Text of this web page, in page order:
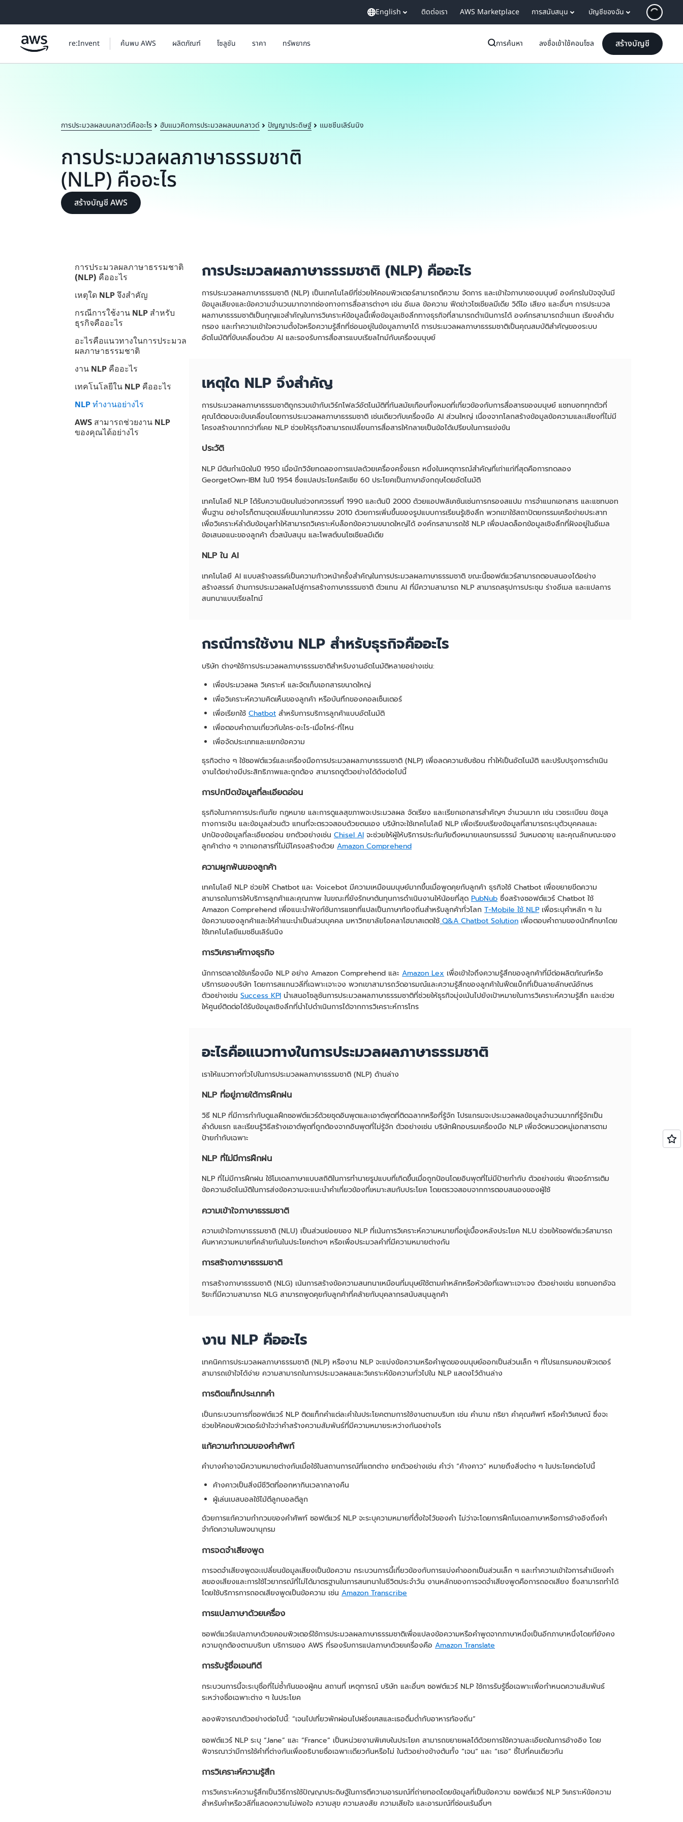
English ติดต่อเรา AWS Marketplace การสนับสนุน บัญชีของฉัน
re:Invent ค้นพบ AWS ผลิตภัณฑ์ โซลูชัน ราคา ทรัพยากร การค้นหา ลงชื่อเข้าใช้คอนโซล สร้างบัญชี
การประมวลผลบนคลาวด์คืออะไร ฮับแนวคิดการประมวลผลบนคลาวด์ ปัญญาประดิษฐ์ แมชชีนเลิร์นนิง
การประมวลผลภาษาธรรมชาติ
(NLP) คืออะไร
สร้างบัญชี AWS
การประมวลผลภาษาธรรมชาติ
(NLP) คืออะไร
เหตุใด NLP จึงสำคัญ
กรณีการใช้งาน NLP สำหรับ
ธุรกิจคืออะไร
อะไรคือแนวทางในการประมวล
ผลภาษาธรรมชาติ
งาน NLP คืออะไร
เทคโนโลยีใน NLP คืออะไร
NLP ทำงานอย่างไร
AWS สามารถช่วยงาน NLP
ของคุณได้อย่างไร
การประมวลผลภาษาธรรมชาติ (NLP) คืออะไร
การประมวลผลภาษาธรรมชาติ (NLP) เป็นเทคโนโลยีที่ช่วยให้คอมพิวเตอร์สามารถตีความ จัดการ และเข้าใจภาษาของมนุษย์ องค์กรในปัจจุบันมี
ข้อมูลเสียงและข้อความจำนวนมากจากช่องทางการสื่อสารต่างๆ เช่น อีเมล ข้อความ ฟีดข่าวโซเชียลมีเดีย วิดีโอ เสียง และอื่นๆ การประมวล
ผลภาษาธรรมชาติเป็นกุญแจสำคัญในการวิเคราะห์ข้อมูลนี้เพื่อข้อมูลเชิงลึกทางธุรกิจที่สามารถดำเนินการได้ องค์กรสามารถจำแนก เรียงลำดับ
กรอง และทำความเข้าใจความตั้งใจหรือความรู้สึกที่ซ่อนอยู่ในข้อมูลภาษาได้ การประมวลผลภาษาธรรมชาติเป็นคุณสมบัติสำคัญของระบบ
อัตโนมัติที่ขับเคลื่อนด้วย AI และรองรับการสื่อสารแบบเรียลไทม์กับเครื่องมนุษย์
เหตุใด NLP จึงสำคัญ
การประมวลผลภาษาธรรมชาติถูกรวมเข้ากับเวิร์กโฟลว์อัตโนมัติที่ทันสมัยเกือบทั้งหมดที่เกี่ยวข้องกับการสื่อสารของมนุษย์ แชทบอททุกตัวที่
คุณโต้ตอบจะขับเคลื่อนโดยการประมวลผลภาษาธรรมชาติ เช่นเดียวกับเครื่องมือ AI ส่วนใหญ่ เนื่องจากโลกสร้างข้อมูลข้อความและเสียงที่ไม่มี
โครงสร้างมากกว่าที่เคย NLP ช่วยให้ธุรกิจสามารถเปลี่ยนการสื่อสารให้กลายเป็นข้อได้เปรียบในการแข่งขัน
ประวัติ
NLP มีต้นกำเนิดในปี 1950 เมื่อนักวิจัยทดลองการแปลด้วยเครื่องครั้งแรก หนึ่งในเหตุการณ์สำคัญที่เก่าแก่ที่สุดคือการทดลอง
GeorgetOwn-IBM ในปี 1954 ซึ่งแปลประโยครัสเซีย 60 ประโยคเป็นภาษาอังกฤษโดยอัตโนมัติ
เทคโนโลยี NLP ได้รับความนิยมในช่วงทศวรรษที่ 1990 และต้นปี 2000 ด้วยแอปพลิเคชันเช่นการกรองสแปม การจำแนกเอกสาร และแชทบอท
พื้นฐาน อย่างไรก็ตามจุดเปลี่ยนมาในทศวรรษ 2010 ด้วยการเพิ่มขึ้นของรูปแบบการเรียนรู้เชิงลึก พวกเขาใช้สถาปัตยกรรมเครือข่ายประสาท
เพื่อวิเคราะห์ลำดับข้อมูลทำให้สามารถวิเคราะห์บล็อกข้อความขนาดใหญ่ได้ องค์กรสามารถใช้ NLP เพื่อปลดล็อกข้อมูลเชิงลึกที่ฝังอยู่ในอีเมล
ข้อเสนอแนะของลูกค้า ตั๋วสนับสนุน และโพสต์บนโซเชียลมีเดีย
NLP ใน AI
เทคโนโลยี AI แบบสร้างสรรค์เป็นความก้าวหน้าครั้งสำคัญในการประมวลผลภาษาธรรมชาติ ขณะนี้ซอฟต์แวร์สามารถตอบสนองได้อย่าง
สร้างสรรค์ ข้ามการประมวลผลไปสู่การสร้างภาษาธรรมชาติ ตัวแทน AI ที่มีความสามารถ NLP สามารถสรุปการประชุม ร่างอีเมล และแปลการ
สนทนาแบบเรียลไทม์
กรณีการใช้งาน NLP สำหรับธุรกิจคืออะไร
บริษัท ต่างๆใช้การประมวลผลภาษาธรรมชาติสำหรับงานอัตโนมัติหลายอย่างเช่น:
เพื่อประมวลผล วิเคราะห์ และจัดเก็บเอกสารขนาดใหญ่
เพื่อวิเคราะห์ความคิดเห็นของลูกค้า หรือบันทึกของคอลเซ็นเตอร์
เพื่อเรียกใช้ Chatbot สำหรับการบริการลูกค้าแบบอัตโนมัติ
เพื่อตอบคำถามเกี่ยวกับใคร-อะไร-เมื่อไหร่-ที่ไหน
เพื่อจัดประเภทและแยกข้อความ
ธุรกิจต่าง ๆ ใช้ซอฟต์แวร์และเครื่องมือการประมวลผลภาษาธรรมชาติ (NLP) เพื่อลดความซับซ้อน ทำให้เป็นอัตโนมัติ และปรับปรุงการดำเนิน
งานได้อย่างมีประสิทธิภาพและถูกต้อง สามารถดูตัวอย่างได้ดังต่อไปนี้
การปกปิดข้อมูลที่ละเอียดอ่อน
ธุรกิจในภาคการประกันภัย กฎหมาย และการดูแลสุขภาพจะประมวลผล จัดเรียง และเรียกเอกสารสำคัญๆ จำนวนมาก เช่น เวชระเบียน ข้อมูล
ทางการเงิน และข้อมูลส่วนตัว แทนที่จะตรวจสอบด้วยตนเอง บริษัทจะใช้เทคโนโลยี NLP เพื่อเรียบเรียงข้อมูลที่สามารถระบุตัวบุคคลและ
ปกป้องข้อมูลที่ละเอียดอ่อน ยกตัวอย่างเช่น Chisel AI จะช่วยให้ผู้ให้บริการประกันภัยดึงหมายเลขกรมธรรม์ วันหมดอายุ และคุณลักษณะของ
ลูกค้าต่าง ๆ จากเอกสารที่ไม่มีโครงสร้างด้วย Amazon Comprehend
ความผูกพันของลูกค้า
เทคโนโลยี NLP ช่วยให้ Chatbot และ Voicebot มีความเหมือนมนุษย์มากขึ้นเมื่อพูดคุยกับลูกค้า ธุรกิจใช้ Chatbot เพื่อขยายขีดความ
สามารถในการให้บริการลูกค้าและคุณภาพ ในขณะที่ยังรักษาต้นทุนการดำเนินงานให้น้อยที่สุด PubNub ซึ่งสร้างซอฟต์แวร์ Chatbot ใช้
Amazon Comprehend เพื่อแนะนำฟังก์ชันการแชทที่แปลเป็นภาษาท้องถิ่นสำหรับลูกค้าทั่วโลก T-Mobile ใช้ NLP เพื่อระบุคำหลัก ๆ ใน
ข้อความของลูกค้าและให้คำแนะนำเป็นส่วนบุคคล มหาวิทยาลัยโอคลาโฮมาสเตตใช้ Q&A Chatbot Solution เพื่อตอบคำถามของนักศึกษาโดย
ใช้เทคโนโลยีแมชชีนเลิร์นนิง
การวิเคราะห์ทางธุรกิจ
นักการตลาดใช้เครื่องมือ NLP อย่าง Amazon Comprehend และ Amazon Lex เพื่อเข้าใจถึงความรู้สึกของลูกค้าที่มีต่อผลิตภัณฑ์หรือ
บริการของบริษัท โดยการสแกนวลีที่เฉพาะเจาะจง พวกเขาสามารถวัดอารมณ์และความรู้สึกของลูกค้าในฟึดแบ็กที่เป็นลายลักษณ์อักษร
ตัวอย่างเช่น Success KPI นำเสนอโซลูชันการประมวลผลภาษาธรรมชาติที่ช่วยให้ธุรกิจมุ่งเน้นไปยังเป้าหมายในการวิเคราะห์ความรู้สึก และช่วย
ให้ศูนย์ติดต่อได้รับข้อมูลเชิงลึกที่นำไปดำเนินการได้จากการวิเคราะห์การโทร
อะไรคือแนวทางในการประมวลผลภาษาธรรมชาติ
เราให้แนวทางทั่วไปในการประมวลผลภาษาธรรมชาติ (NLP) ด้านล่าง
NLP ที่อยู่ภายใต้การฝึกฝน
วิธี NLP ที่มีการกำกับดูแลฝึกซอฟต์แวร์ด้วยชุดอินพุตและเอาต์พุตที่ติดฉลากหรือที่รู้จัก โปรแกรมจะประมวลผลข้อมูลจำนวนมากที่รู้จักเป็น
ลำดับแรก และเรียนรู้วิธีสร้างเอาต์พุตที่ถูกต้องจากอินพุตที่ไม่รู้จัก ตัวอย่างเช่น บริษัทฝึกอบรมเครื่องมือ NLP เพื่อจัดหมวดหมู่เอกสารตาม
ป้ายกำกับเฉพาะ
NLP ที่ไม่มีการฝึกฝน
NLP ที่ไม่มีการฝึกฝน ใช้โมเดลภาษาแบบสถิติในการทำนายรูปแบบที่เกิดขึ้นเมื่อถูกป้อนโดยอินพุตที่ไม่มีป้ายกำกับ ตัวอย่างเช่น ฟีเจอร์การเติม
ข้อความอัตโนมัติในการส่งข้อความจะแนะนำคำเกี่ยวข้องที่เหมาะสมกับประโยค โดยตรวจสอบจากการตอบสนองของผู้ใช้
ความเข้าใจภาษาธรรมชาติ
ความเข้าใจภาษาธรรมชาติ (NLU) เป็นส่วนย่อยของ NLP ที่เน้นการวิเคราะห์ความหมายที่อยู่เบื้องหลังประโยค NLU ช่วยให้ซอฟต์แวร์สามารถ
ค้นหาความหมายที่คล้ายกันในประโยคต่างๆ หรือเพื่อประมวลคำที่มีความหมายต่างกัน
การสร้างภาษาธรรมชาติ
การสร้างภาษาธรรมชาติ (NLG) เน้นการสร้างข้อความสนทนาเหมือนที่มนุษย์ใช้ตามคำหลักหรือหัวข้อที่เฉพาะเจาะจง ตัวอย่างเช่น แชทบอทอัจฉ
ริยะที่มีความสามารถ NLG สามารถพูดคุยกับลูกค้าที่คล้ายกับบุคลากรสนับสนุนลูกค้า
งาน NLP คืออะไร
เทคนิคการประมวลผลภาษาธรรมชาติ (NLP) หรืองาน NLP จะแบ่งข้อความหรือคำพูดของมนุษย์ออกเป็นส่วนเล็ก ๆ ที่โปรแกรมคอมพิวเตอร์
สามารถเข้าใจได้ง่าย ความสามารถในการประมวลผลและวิเคราะห์ข้อความทั่วไปใน NLP แสดงไว้ด้านล่าง
การติดแท็กประเภทคำ
เป็นกระบวนการที่ซอฟต์แวร์ NLP ติดแท็กคำแต่ละคำในประโยคตามการใช้งานตามบริบท เช่น คำนาม กริยา คำคุณศัพท์ หรือคำวิเศษณ์ ซึ่งจะ
ช่วยให้คอมพิวเตอร์เข้าใจว่าคำสร้างความสัมพันธ์ที่มีความหมายระหว่างกันอย่างไร
แก้ความกำกวมของคำศัพท์
คำบางคำอาจมีความหมายต่างกันเมื่อใช้ในสถานการณ์ที่แตกต่าง ยกตัวอย่างเช่น คำว่า “ค้างคาว” หมายถึงสิ่งต่าง ๆ ในประโยคต่อไปนี้
ค้างคาวเป็นสิ่งมีชีวิตที่ออกหากินเวลากลางคืน
ผู้เล่นเบสบอลใช้ไม้ตีลูกบอลตีลูก
ด้วยการแก้ความกำกวมของคำศัพท์ ซอฟต์แวร์ NLP จะระบุความหมายที่ตั้งใจไว้ของคำ ไม่ว่าจะโดยการฝึกโมเดลภาษาหรือการอ้างอิงถึงคำ
จำกัดความในพจนานุกรม
การจดจำเสียงพูด
การจดจำเสียงพูดจะเปลี่ยนข้อมูลเสียงเป็นข้อความ กระบวนการนี้เกี่ยวข้องกับการแบ่งคำออกเป็นส่วนเล็ก ๆ และทำความเข้าใจการสำเนียงคำ
สยองเสียงและการใช้ไวยากรณ์ที่ไม่ได้มาตรฐานในการสนทนาในชีวิตประจำวัน งานหลักของการจดจำเสียงพูดคือการถอดเสียง ซึ่งสามารถทำได้
โดยใช้บริการการถอดเสียงพูดเป็นข้อความ เช่น Amazon Transcribe
การแปลภาษาด้วยเครื่อง
ซอฟต์แวร์แปลภาษาด้วยคอมพิวเตอร์ใช้การประมวลผลภาษาธรรมชาติเพื่อแปลงข้อความหรือคำพูดจากภาษาหนึ่งเป็นอีกภาษาหนึ่งโดยที่ยังคง
ความถูกต้องตามบริบท บริการของ AWS ที่รองรับการแปลภาษาด้วยเครื่องคือ Amazon Translate
การรับรู้ชื่อเอนทิตี
กระบวนการนี้จะระบุชื่อที่ไม่ซ้ำกันของผู้คน สถานที่ เหตุการณ์ บริษัท และอื่นๆ ซอฟต์แวร์ NLP ใช้การรับรู้ชื่อเฉพาะเพื่อกำหนดความสัมพันธ์
ระหว่างชื่อเฉพาะต่าง ๆ ในประโยค
ลองพิจารณาตัวอย่างต่อไปนี้: “เจนไปเที่ยวพักผ่อนไปฝรั่งเศสและเธอดื่มด่ำกับอาหารท้องถิ่น”
ซอฟต์แวร์ NLP ระบุ “Jane” และ “France” เป็นหน่วยงานพิเศษในประโยค สามารถขยายผลได้ด้วยการใช้ความละเอียดในการอ้างอิง โดย
พิจารณาว่ามีการใช้คำที่ต่างกันเพื่ออธิบายชื่อเฉพาะเดียวกันหรือไม่ ในตัวอย่างข้างต้นทั้ง “เจน” และ “เธอ” ชี้ไปที่คนเดียวกัน
การวิเคราะห์ความรู้สึก
การวิเคราะห์ความรู้สึกเป็นวิธีการใช้ปัญญาประดิษฐ์ในการตีความอารมณ์ที่ถ่ายทอดโดยข้อมูลที่เป็นข้อความ ซอฟต์แวร์ NLP วิเคราะห์ข้อความ
สำหรับคำหรือวลีที่แสดงความไม่พอใจ ความสุข ความสงสัย ความเสียใจ และอารมณ์ที่ซ่อนเร้นอื่นๆ